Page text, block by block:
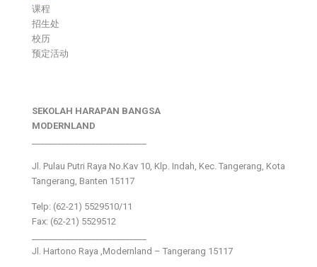
课程
招生处
校历
预定活动
SEKOLAH HARAPAN BANGSA
MODERNLAND
Jl. Pulau Putri Raya No.Kav 10, Klp. Indah, Kec. Tangerang, Kota
Tangerang, Banten 15117
Telp: (62-21) 5529510/11
Fax: (62-21) 5529512
Jl. Hartono Raya ,Modernland – Tangerang 15117